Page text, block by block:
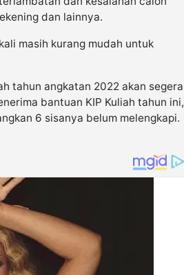
dan lainnya.
masih kurang mudah untuk
tahun angkatan 2022 akan segera
bantuan KIP Kuliah tahun ini,
6 sisanya belum melengkapi.